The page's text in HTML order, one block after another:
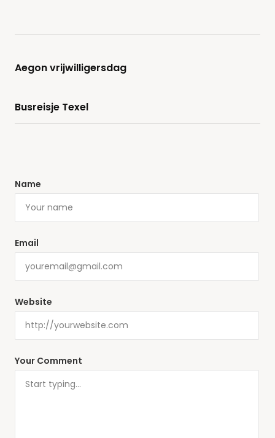
Aegon vrijwilligersdag
Busreisje Texel
Your Comment
Name
Email
Website